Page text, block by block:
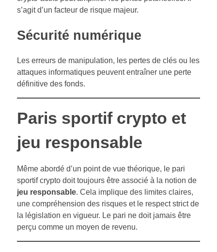
s’agit d’un facteur de risque majeur.
Sécurité numérique
Les erreurs de manipulation, les pertes de clés ou les
attaques informatiques peuvent entraîner une perte
définitive des fonds.
Paris sportif crypto et
jeu responsable
Même abordé d’un point de vue théorique, le pari
sportif crypto doit toujours être associé à la notion de
jeu responsable. Cela implique des limites claires,
une compréhension des risques et le respect strict de
la législation en vigueur. Le pari ne doit jamais être
perçu comme un moyen de revenu.